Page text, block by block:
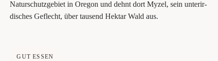
Natur­schutz­ge­biet in Ore­gon und dehnt dort Myzel, sein unter­ir­
di­sches Geflecht, über tau­send Hekt­ar Wald aus.
GUT ESSEN